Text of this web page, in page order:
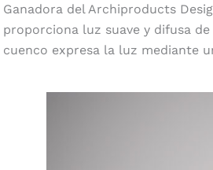
Ganadora del Archiproducts
proporciona luz suave y difusa
cuenco expresa la luz mediante